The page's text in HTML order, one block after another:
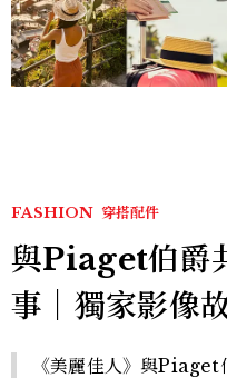
FASHION 穿搭配件
與Piaget伯爵
事｜獨家影像
《美麗佳人》與Piaget